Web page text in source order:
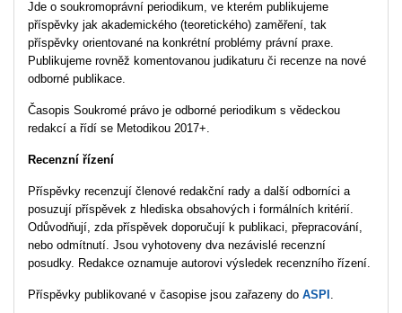
Jde o soukromoprávní periodikum, ve kterém publikujeme
příspěvky jak akademického (teoretického) zaměření, tak
příspěvky orientované na konkrétní problémy právní praxe.
Publikujeme rovněž komentovanou judikaturu či recenze na nové
odborné publikace.
Časopis Soukromé právo je odborné periodikum s vědeckou
redakcí a řídí se Metodikou 2017+.
Recenzní řízení
Příspěvky recenzují členové redakční rady a další odborníci a
posuzují příspěvek z hlediska obsahových i formálních kritérií.
Odůvodňují, zda příspěvek doporučují k publikaci, přepracování,
nebo odmítnutí. Jsou vyhotoveny dva nezávislé recenzní
posudky. Redakce oznamuje autorovi výsledek recenzního řízení.
Příspěvky publikované v časopise jsou zařazeny do ASPI